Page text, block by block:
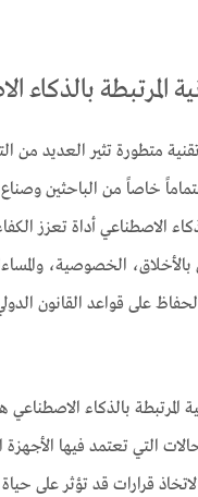
المرتبطة بالذكاء
متطورة تثير العديد من
خاصاً من الباحثين وصناع
الاصطناعي أداة تعزز
الخصوصية،
على قواعد القانون
المرتبطة بالذكاء الاصطناعي
التي تعتمد فيها
قرارات قد تؤثر على حياة